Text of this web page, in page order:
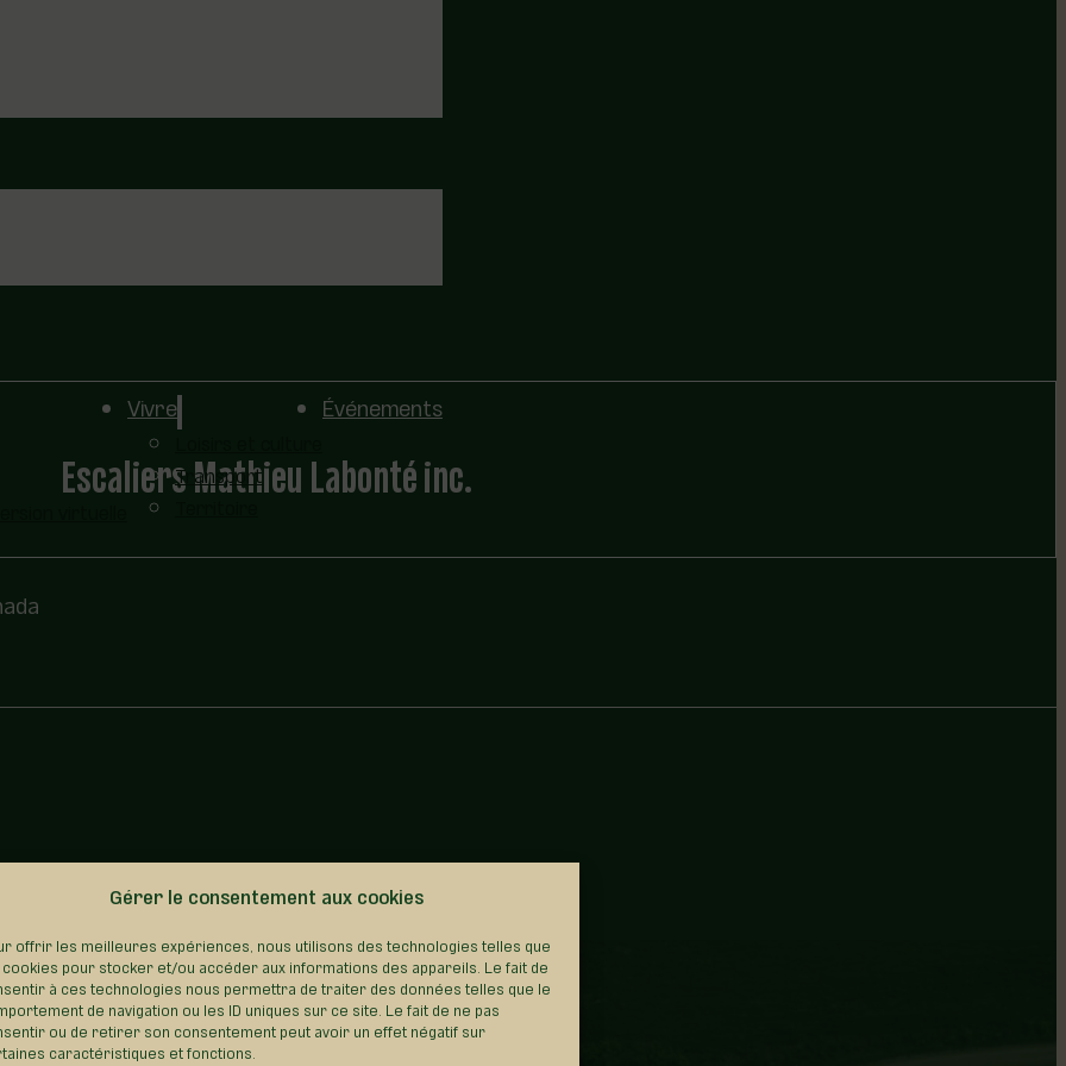
Gérer le consentement aux cookies
offrir les meilleures expériences, nous utilisons des technologies telles que
cookies pour stocker et/ou accéder aux informations des appareils. Le fait de
à ces technologies nous permettra de traiter des données telles que le
de navigation ou les ID uniques sur ce site. Le fait de ne pas
ou de retirer son consentement peut avoir un effet négatif sur
caractéristiques et fonctions.
Vivre
Transport
Événements
Escaliers Mathieu Labonté inc.
REVENIR AU RÉPERTOIRE